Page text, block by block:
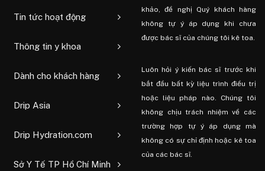
Tin tức hoạt động
Thông tin y khoa
Dành cho khách hàng
Drip Asia
Drip Hydration.com
Sở Y Tế TP Hồ Chí Minh
khảo, đề nghị Quý khách hàng
không tự ý áp dụng khi chưa
được bác sĩ của chúng tôi kê toa.
Luôn hỏi ý kiến ​​bác sĩ trước khi
bắt đầu bất kỳ liệu trình điều trị
hoặc liệu pháp nào. Chúng tôi
không chịu trách nhiệm về các
trường hợp tự ý áp dụng mà
không có sự chỉ định hoặc kê toa
của các bác sĩ.